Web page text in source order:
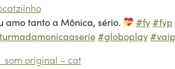
amo tanto a Mônica, sério.
#fy#fyp
#globoplay
som original – cat